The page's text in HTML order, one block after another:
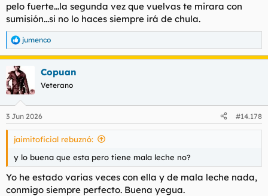
pelo fuerte...la segunda vez que vuelvas te mirara con
sumisión...si no lo haces siempre irá de chula.
R
e
a
c
c
i
e
s
jumenco
Copuan
Veterano
3 Jun 2026 #14.178
jaimitoficial rebuznó:
y lo buena que esta pero tiene mala leche no?
Yo he estado varias veces con ella y de mala leche nada,
conmigo siempre perfecto. Buena yegua.